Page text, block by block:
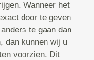
Wanneer het
door te geven
te gaan dan
dan kunnen wij u
voorzien. Dit